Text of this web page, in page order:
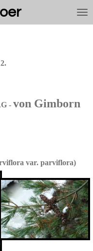
- von Gimborn
var. parviflora)